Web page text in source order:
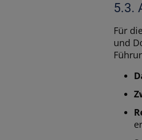
5.3.
Für
und